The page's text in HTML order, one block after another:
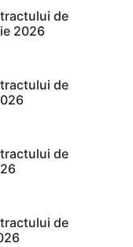
de
2026
de
de
de